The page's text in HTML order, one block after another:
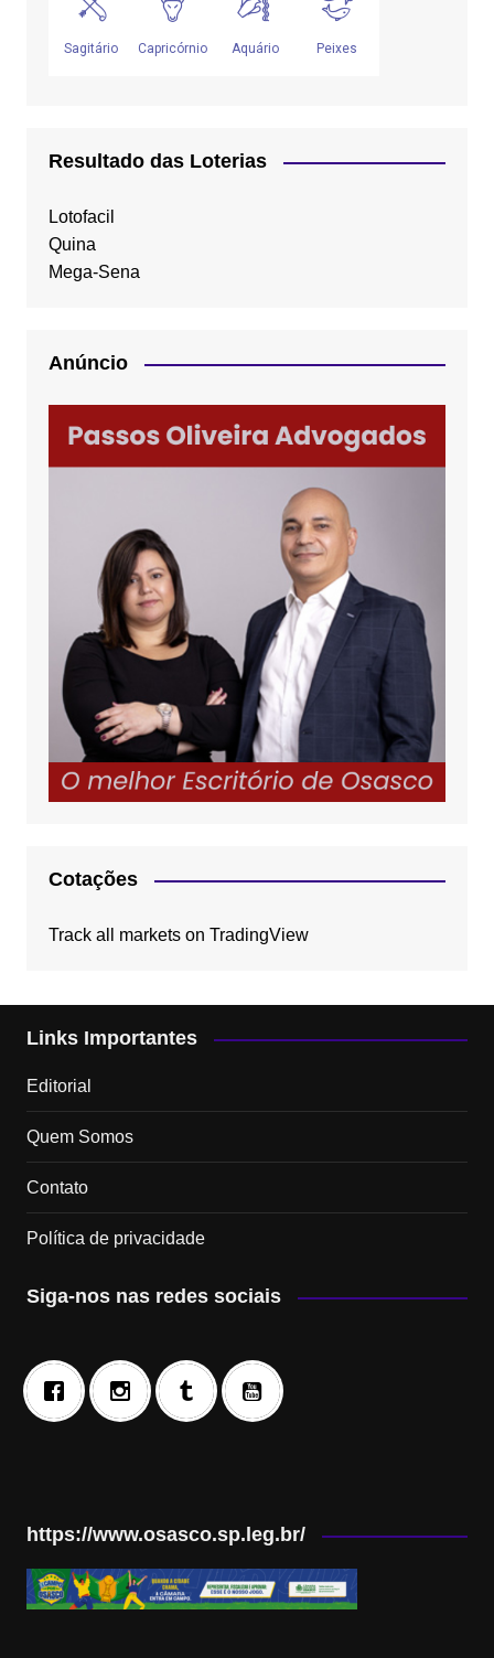
Resultado das Loterias
Lotofacil
Quina
Mega-Sena
Anúncio
Cotações
Track all markets on TradingView
Links Importantes
Editorial
Quem Somos
Contato
Política de privacidade
Siga-nos nas redes sociais
https://www.osasco.sp.leg.br/